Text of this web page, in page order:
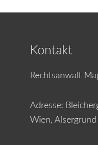
Kontakt
Rechtsanwalt
Adresse:
Wien, Alsergrund